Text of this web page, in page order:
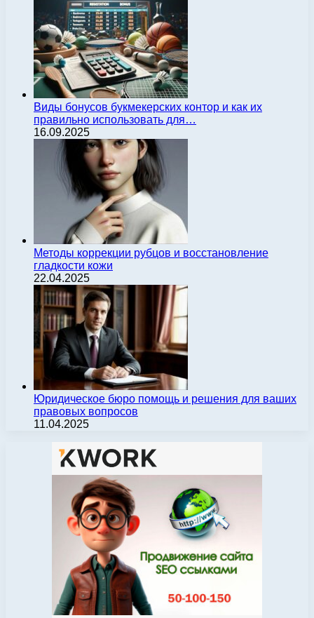
Виды бонусов букмекерских контор и как их
правильно использовать для…
16.09.2025
Методы коррекции рубцов и восстановление
гладкости кожи
22.04.2025
Юридическое бюро помощь и решения для ваших
правовых вопросов
11.04.2025